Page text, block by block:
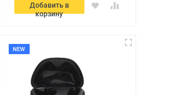
Добавить в
корзину
NEW